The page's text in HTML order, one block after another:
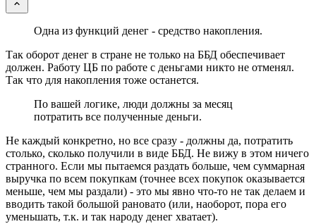
Одна из функций денег - средство накопления.
Так оборот денег в стране не только на ББД обеспечивает
должен. Работу ЦБ по работе с деньгами никто не отменял.
Так что для накопления тоже останется.
По вашей логике, люди должны за месяц
потратить все полученные деньги.
Не каждый конкретно, но все сразу - должны да, потратить
столько, сколько получили в виде ББД. Не вижу в этом ничего
странного. Если мы пытаемся раздать больше, чем суммарная
выручка по всем покупкам (точнее всех покупок оказывается
меньше, чем мы раздали) - это мы явно что-то не так делаем и
вводить такой большой рановато (или, наоборот, пора его
уменьшать, т.к. и так народу денег хватает).